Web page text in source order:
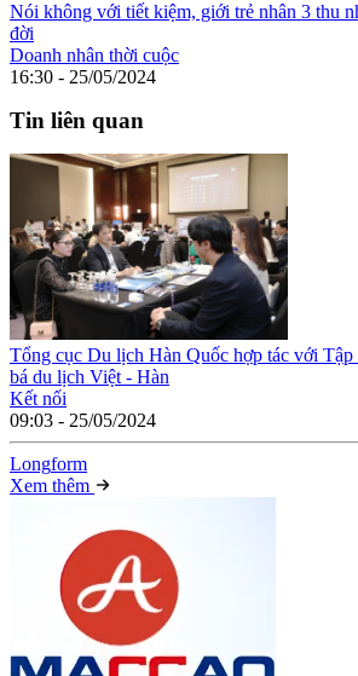
Nói không với tiết kiệm, giới trẻ nhân 3 thu
đời
Doanh nhân thời cuộc
16:30 - 25/05/2024
Tin liên quan
Tổng cục Du lịch Hàn Quốc hợp tác với
bá du lịch Việt - Hàn
Kết nối
09:03 - 25/05/2024
Longform
Xem thêm